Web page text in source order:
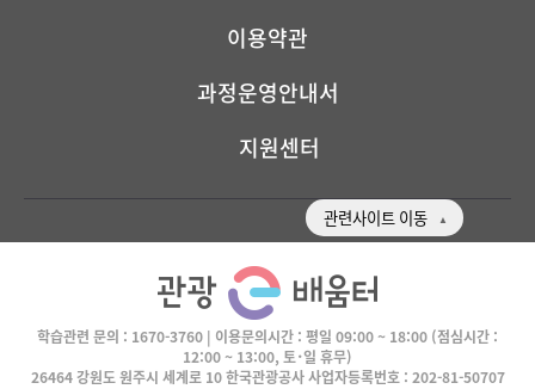
이용약관
과정운영안내서
지원센터
관련사이트 이동
학습관련 문의 : 1670-3760 | 이용문의시간 : 평일 09:00 ~ 18:00 (점심시간 :
12:00 ~ 13:00, 토･일 휴무)
26464 강원도 원주시 세계로 10 한국관광공사 사업자등록번호 : 202-81-50707